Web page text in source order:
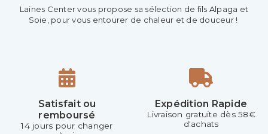
Laines Center vous propose sa sélection de fils Alpaga et
Soie, pour vous entourer de chaleur et de douceur !
Satisfait ou
remboursé
14 jours pour changer
Expédition Rapide
Livraison gratuite dès 58€
d'achats